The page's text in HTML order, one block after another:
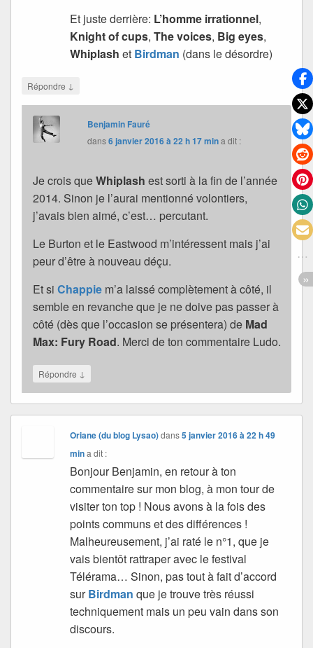
Et juste derrière: L’homme irrationnel,
Knight of cups,The voices, Big eyes,
Whiplash et Birdman (dans le désordre)
Répondre ↓
Benjamin Fauré
dans6 janvier 2016 à 22 h 17 mina dit :
Je crois queWhiplash est sorti à la fin de l’année
2014. Sinon je l’aurai mentionné volontiers,
j’avais bien aimé, c’est… percutant.
Le Burton et le Eastwood m’intéressent mais j’ai
peur d’être à nouveau déçu.
Et si Chappie m’a laissé complètement à côté, il
semble en revanche que je ne doive pas passer à
côté (dès que l’occasion se présentera) de Mad
Max: Fury Road. Merci de ton commentaire Ludo.
Répondre ↓
Oriane (du blog Lysao)dans5 janvier 2016 à 22 h 49
min a dit :
Bonjour Benjamin, en retour à ton
commentaire sur mon blog, à mon tour de
visiter ton top ! Nous avons à la fois des
points communs et des différences !
Malheureusement, j’ai raté le n°1, que je
vais bientôt rattraper avec le festival
Télérama… Sinon, pas tout à fait d’accord
surBirdman que je trouve très réussi
techniquement mais un peu vain dans son
discours.